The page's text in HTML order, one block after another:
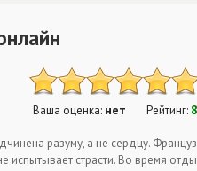
Ваша оценка: нет Рейтинг:
разуму, а не сердцу.
страсти. Во время